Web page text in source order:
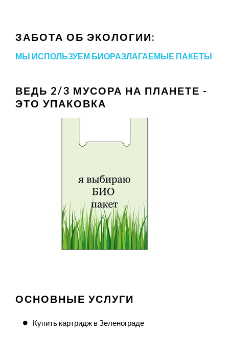
ЗАБОТА ОБ ЭКОЛОГИИ:
МЫ ИСПОЛЬЗУЕМ БИОРАЗЛАГАЕМЫЕ ПАКЕТЫ
ВЕДЬ 2/3 МУСОРА НА ПЛАНЕТЕ -
ЭТО УПАКОВКА
ОСНОВНЫЕ УСЛУГИ
Купить картридж в Зеленограде